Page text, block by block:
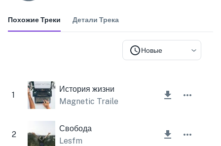
Похожие Треки Детали Трека
Новые
1
История жизни
Magnetic Trailer
2
Свобода
Lesfm